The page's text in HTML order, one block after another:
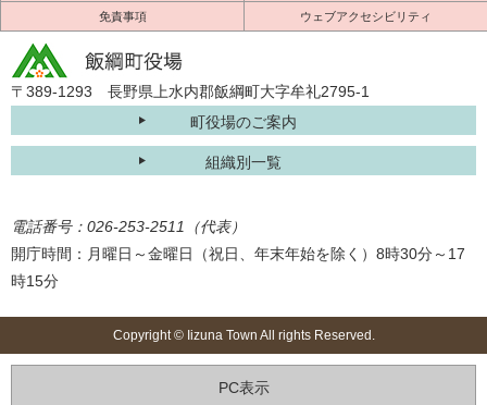
免責事項 ウェブアクセシビリティ
〒389-1293 長野県上水内郡飯綱町大字牟礼2795-1
町役場のご案内
組織別一覧
電話番号：026-253-2511（代表）
開庁時間：月曜日～金曜日（祝日、年末年始を除く）8時30分～17
時15分
Copyright © Iizuna Town All rights Reserved.
PC表示